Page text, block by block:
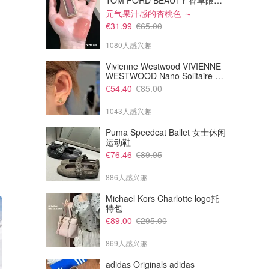
元气果汁感的杏桃色 ～
€31.99 €65.00
1080人感兴趣
Vivienne Westwood VIVIENNE
WESTWOOD Nano Solitaire 耳
环
€54.40 €85.00
1043人感兴趣
Puma Speedcat Ballet 女士休闲
运动鞋
€76.46 €89.95
886人感兴趣
Michael Kors Charlotte logo托
特包
€89.00 €295.00
869人感兴趣
adidas Originals adidas